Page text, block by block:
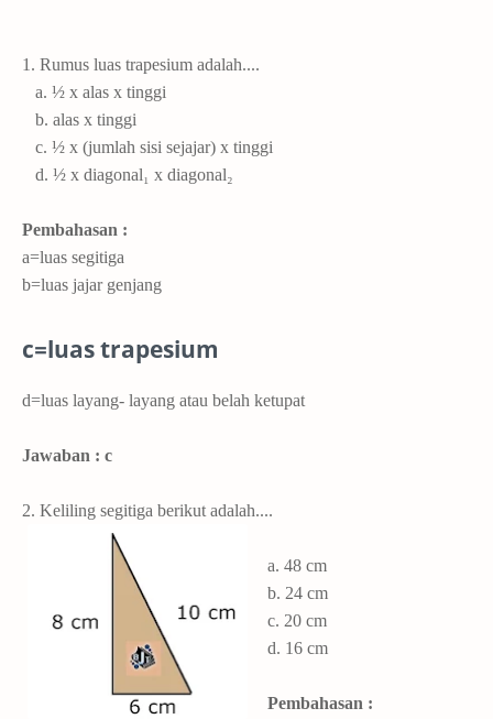
1. Rumus luas trapesium adalah....
a. ½ x alas x tinggi
b. alas x tinggi
c. ½ x (jumlah sisi sejajar) x tinggi
d. ½ x diagonal₁ x diagonal₂
Pembahasan :
a=luas segitiga
b=luas jajar genjang
c=luas trapesium
d=luas layang- layang atau belah ketupat
Jawaban : c
2. Keliling segitiga berikut adalah....
a. 48 cm
b. 24 cm
c. 20 cm
d. 16 cm
Pembahasan :